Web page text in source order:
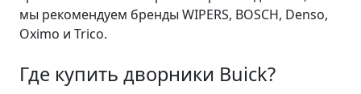
мы рекомендуем бренды WIPERS, BOSCH, Denso,
Oximo и Trico.
Где купить дворники Buick?